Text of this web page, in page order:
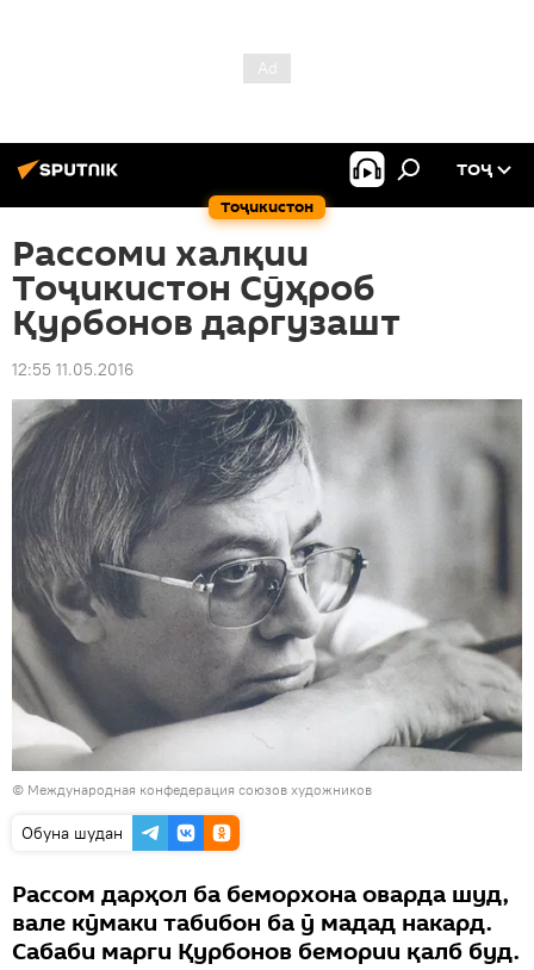
Тоҷикистон
ТОҶ
Рассоми халқии
Тоҷикистон Сӯҳроб
Қурбонов даргузашт
12:55 11.05.2016
© Международная конфедерация союзов художников
Обуна шудан
Рассом дарҳол ба беморхона оварда шуд,
вале кӯмаки табибон ба ӯ мадад накард.
Сабаби марги Қурбонов бемории қалб буд.